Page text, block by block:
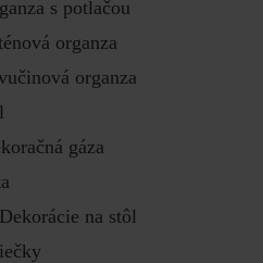
s potlačou
organza
organza
gáza
Dekorácie na stôl